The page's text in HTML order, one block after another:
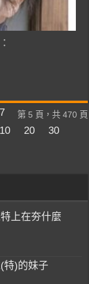
第 5 頁，共 470 頁
7
10 20
30
上在夯什麼
特)的妹子